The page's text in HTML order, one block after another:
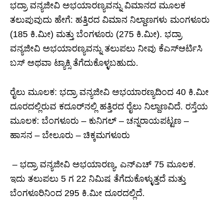
ಭದ್ರಾ ವನ್ಯಜೀವಿ ಅಭಯಾರಣ್ಯವನ್ನು ವಿಮಾನದ ಮೂಲಕ
ತಲುಪುವುದು ಹೇಗೆ: ಹತ್ತಿರದ ವಿಮಾನ ನಿಲ್ದಾಣಗಳು ಮಂಗಳೂರು
(185 ಕಿ.ಮೀ) ಮತ್ತು ಬೆಂಗಳೂರು (275 ಕಿ.ಮೀ). ಭದ್ರಾ
ವನ್ಯಜೀವಿ ಅಭಯಾರಣ್ಯವನ್ನು ತಲುಪಲು ನೀವು ಕೆಎಸ್ಆರ್ಟಿಸಿ
ಬಸ್ ಅಥವಾ ಟ್ಯಾಕ್ಸಿ ತೆಗೆದುಕೊಳ್ಳಬಹುದು.
ರೈಲು ಮೂಲಕ: ಭದ್ರಾ ವನ್ಯಜೀವಿ ಅಭಯಾರಣ್ಯದಿಂದ 40 ಕಿ.ಮೀ
ದೂರದಲ್ಲಿರುವ ಕದೂರ್‌ನಲ್ಲಿ ಹತ್ತಿರದ ರೈಲು ನಿಲ್ದಾಣವಿದೆ. ರಸ್ತೆಯ
ಮೂಲಕ: ಬೆಂಗಳೂರು – ಕುನಿಗಲ್ – ಚನ್ನರಾಯಪಟ್ಟಣ –
ಹಾಸನ – ಬೇಲೂರು – ಚಿಕ್ಕಮಗಳೂರು
– ಭದ್ರಾ ವನ್ಯಜೀವಿ ಅಭಯಾರಣ್ಯ, ಎನ್ಎಚ್ 75 ಮೂಲಕ.
ಇದು ತಲುಪಲು 5 ಗ 22 ನಿಮಿಷ ತೆಗೆದುಕೊಳ್ಳುತ್ತದೆ ಮತ್ತು
ಬೆಂಗಳೂರಿನಿಂದ 295 ಕಿ.ಮೀ ದೂರದಲ್ಲಿದೆ.